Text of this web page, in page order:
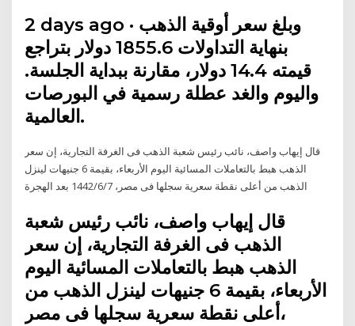
2 days ago · وبلغ سعر أوقية الذهب
بنهاية التداولات 1855.6 دولار بتراجع
قيمته 14.4 دولار، مقارنة ببداية الجلسة.
واليوم والغد عطلة رسمية في البورصات
العالمية.
قال إيهاب واصف، نائب رئيس شعبة الذهب فى الغرفة التجارية، إن سعر
الذهب هبط بالتعاملات المسائية اليوم الأربعاء، بقيمة 6 جنيهات لينزل
الذهب من أعلى نقطة سعرية سجلها فى مصر، 7‏‏/6‏‏/1442 بعد الهجرة
قال إيهاب واصف، نائب رئيس شعبة
الذهب فى الغرفة التجارية، إن سعر
الذهب هبط بالتعاملات المسائية اليوم
الأربعاء، بقيمة 6 جنيهات لينزل الذهب من
أعلى نقطة سعرية سجلها فى مصر،